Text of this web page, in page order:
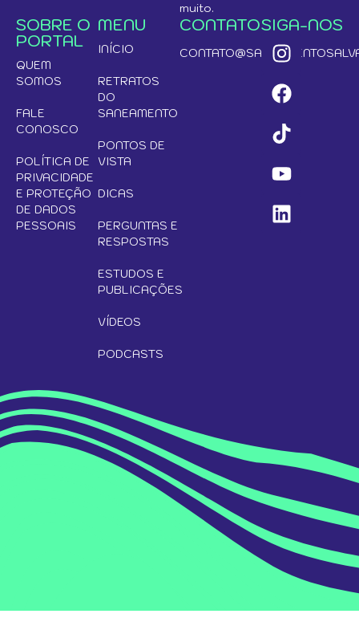
muito.
SOBRE O
PORTAL
QUEM
SOMOS
FALE
CONOSCO
POLÍTICA DE
PRIVACIDADE
E PROTEÇÃO
DE DADOS
PESSOAIS
MENU
INÍCIO
RETRATOS
DO
SANEAMENTO
PONTOS DE
VISTA
DICAS
PERGUNTAS E
RESPOSTAS
ESTUDOS E
PUBLICAÇÕES
VÍDEOS
PODCASTS
CONTATOSIGA-NOS